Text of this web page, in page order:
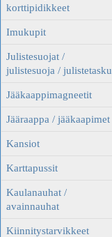
korttipidikkeet
Imukupit
Julistesuojat /
julistesuoja / julistetasku
Jääkaappimagneetit
Jääraappa / jääkaapimet
Kansiot
Karttapussit
Kaulanauhat /
avainnauhat
Kiinnitystarvikkeet